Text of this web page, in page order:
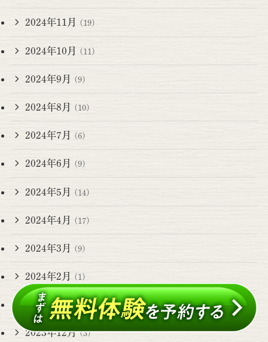
2024年11月 (19)
2024年10月 (11)
2024年9月 (9)
2024年8月 (10)
2024年7月 (6)
2024年6月 (9)
2024年5月 (14)
2024年4月 (17)
2024年3月 (9)
2024年2月 (1)
2024年1月(6)
2023年12月(3)